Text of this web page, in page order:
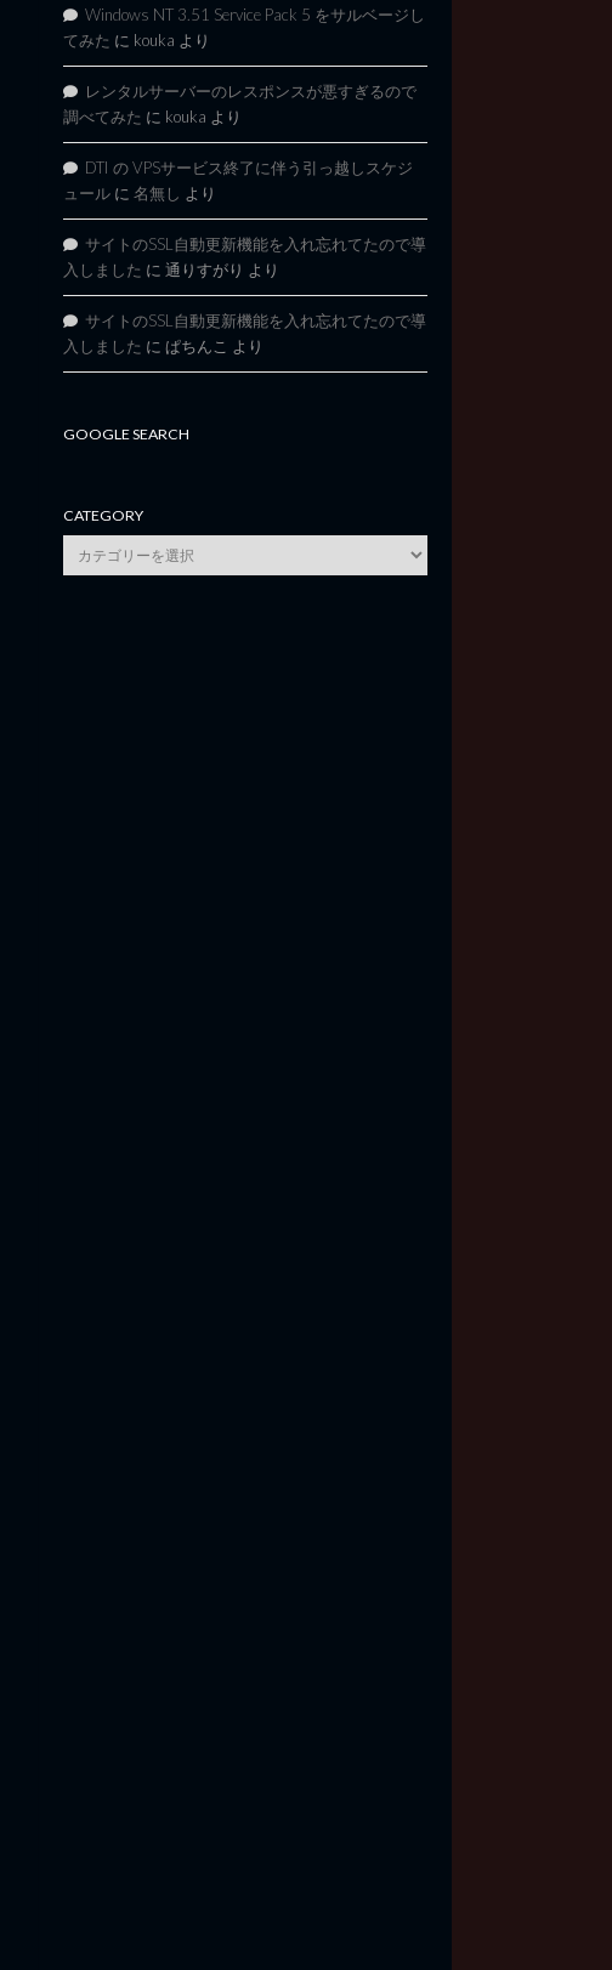
Windows NT 3.51 Service Pack 5 をサルベージし
てみた に kouka より
レンタルサーバーのレスポンスが悪すぎるので
調べてみた に kouka より
DTI の VPSサービス終了に伴う引っ越しスケジ
ュール に 名無し より
サイトのSSL自動更新機能を入れ忘れてたので導
入しました に 通りすがり より
サイトのSSL自動更新機能を入れ忘れてたので導
入しました に ぱちんこ より
GOOGLE SEARCH
CATEGORY
category